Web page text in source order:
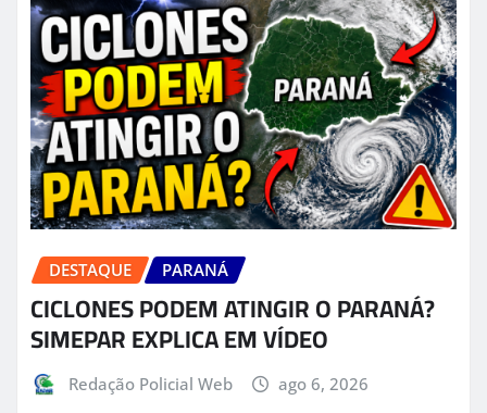
DESTAQUE PARANÁ
CICLONES PODEM ATINGIR O PARANÁ?
SIMEPAR EXPLICA EM VÍDEO
Redação Policial Web ago 6, 2026